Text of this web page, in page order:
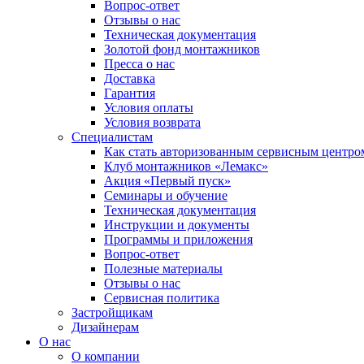
Вопрос-ответ
Отзывы о нас
Техническая документация
Золотой фонд монтажников
Пресса о нас
Доставка
Гарантия
Условия оплаты
Условия возврата
Специалистам
Как стать авторизованным сервисным
Клуб монтажников «Лемакс»
Акция «Первый пуск»
Семинары и обучение
Техническая документация
Инструкции и документы
Программы и приложения
Вопрос-ответ
Полезные материалы
Отзывы о нас
Сервисная политика
Застройщикам
Дизайнерам
О нас
О компании